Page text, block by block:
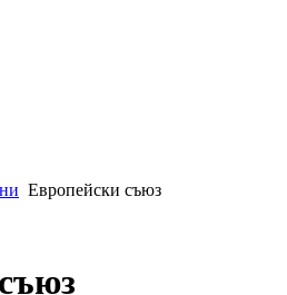
Европейски съюз